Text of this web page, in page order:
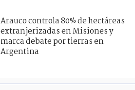
Arauco controla 80% de hectáreas
extranjerizadas en Misiones y
marca debate por tierras en
Argentina